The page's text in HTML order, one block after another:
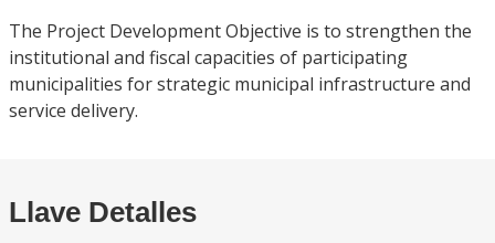
The Project Development Objective is to strengthen the
institutional and fiscal capacities of participating
municipalities for strategic municipal infrastructure and
service delivery.
Llave Detalles